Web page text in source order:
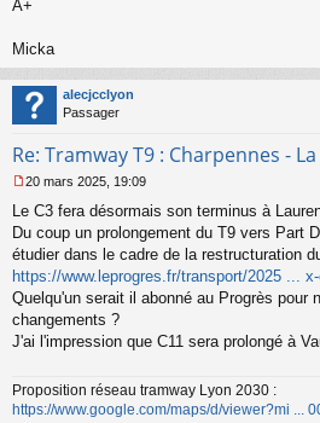
n
n
u
A+
Micka
alecjcclyon
Passager
Re: Tramway T9 : Charpennes -
e
s
s
g
e
n
o
u
20 mars 2025, 19:09
Le C3 fera désormais son terminus à
Du coup un prolongement du T9 vers Part
étudier dans le cadre de la restructuration
https://www.leprogres.fr/transport/2025 ...
Quelqu'un serait il abonné au Progrès pour
changements ?
J'ai l'impression que C11 sera prolongé à
Proposition réseau tramway Lyon 2030 :
https://www.google.com/maps/d/viewer?mi ...